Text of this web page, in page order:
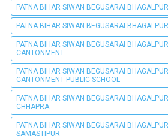
PATNA BIHAR SIWAN BEGUSARAI
PATNA BIHAR SIWAN BEGUSARAI
PATNA BIHAR SIWAN BEGUSARAI
CANTONMENT
PATNA BIHAR SIWAN BEGUSARAI
CANTONMENT PUBLIC SCHOOL
PATNA BIHAR SIWAN BEGUSARAI
CHHAPRA
PATNA BIHAR SIWAN BEGUSARAI
SAMASTIPUR